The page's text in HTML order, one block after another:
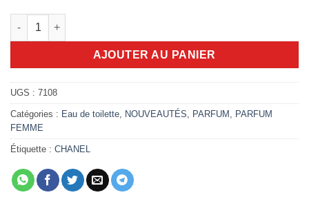
quantité de Allure Chanel 100ml Eau de Toilette
AJOUTER AU PANIER
UGS : 7108
Catégories : Eau de toilette, NOUVEAUTÉS, PARFUM , PARFUM
FEMME
Étiquette : CHANEL